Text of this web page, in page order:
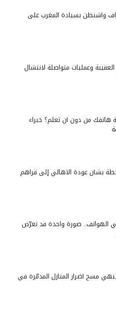
واشنطن بسيادة المغرب على
وعمليات متواصلة لانتشال
هاتفك من دون أن تعلم؟ خبراء
بشأن عودة الأهالي إلى قراهم
الهواتف.. صورة واحدة قد تعرّض
مسح أضرار المنازل المدمّرة في